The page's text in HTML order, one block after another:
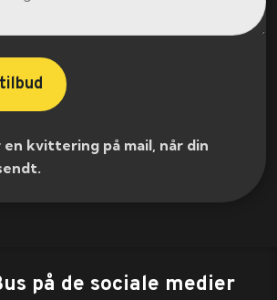
kvittering på mail, når din
på de sociale medier